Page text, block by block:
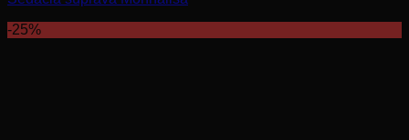
-25%